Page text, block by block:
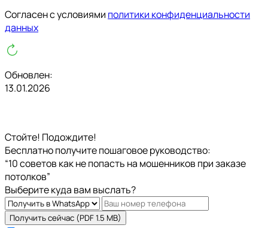
Cогласен с условиями политики конфиденциальности
данных
Обновлен:
13.01.2026
Стойте! Подождите!
Бесплатно получите пошаговое руководство:
“10 советов как не попасть на мошенников при заказе
потолков”
Выберите куда вам выслать?
Получить сейчас (PDF 1.5 MB)